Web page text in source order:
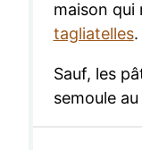
maison qui
tagliatelles.
Sauf, les
semoule